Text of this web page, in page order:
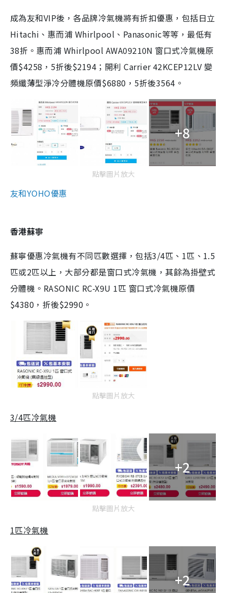
成為友和VIP後，各品牌冷氣機將有折扣優惠，包括日立
Hitachi、惠而浦 Whirlpool、Panasonic等等，最低有
38折。惠而浦 Whirlpool AWA09210N 窗口式冷氣機原
價$4258，5折後$2194；開利 Carrier 42KCEP12LV 變
頻纖薄型淨冷分體機原價$6880，5折後3564。
+8
點擊圖片放大
友和YOHO優惠
香港蘇寧
蘇寧優惠冷氣機有不同匹數選擇，包括3/4匹、1匹、1.5
匹或2匹以上，大部分都是窗口式冷氣機，其餘為掛壁式
分體機。RASONIC RC-X9U 1匹 窗口式冷氣機原價
$4380，折後$2990。
點擊圖片放大
3/4匹冷氣機
+2
點擊圖片放大
1匹冷氣機
+2